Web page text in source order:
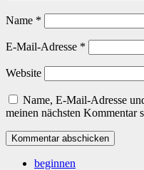
Name *
E-Mail-Adresse *
Website
Name, E-Mail-Adresse
meinen nächsten Kommentar
beginnen